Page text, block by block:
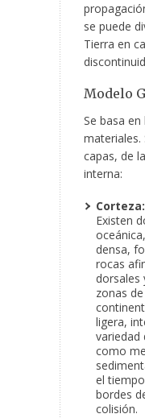
se puede
Tierra en
Modelo
Se basa
materiales.
capas, de
interna:
Corteza:
Existen
densa,
rocas
dorsales
zonas
ligera,
variedad
como
el
bordes
colisión.